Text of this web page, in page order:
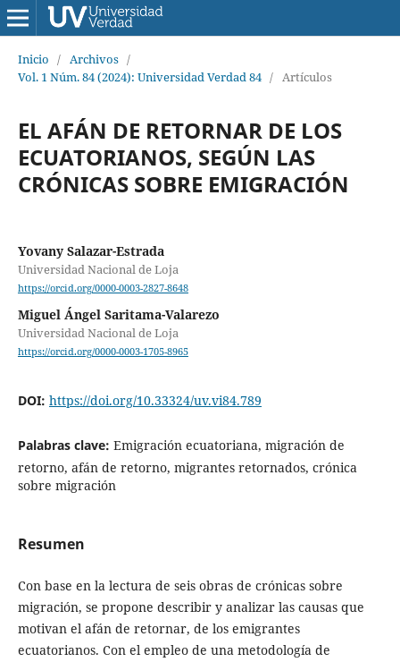
Inicio / Archivos /
Vol. 1 Núm. 84 (2024): Universidad Verdad 84 / Artículos
EL AFÁN DE RETORNAR DE LOS
ECUATORIANOS, SEGÚN LAS
CRÓNICAS SOBRE EMIGRACIÓN
Yovany Salazar-Estrada
Universidad Nacional de Loja
https://orcid.org/0000-0003-2827-8648
Miguel Ángel Saritama-Valarezo
Universidad Nacional de Loja
https://orcid.org/0000-0003-1705-8965
DOI: https://doi.org/10.33324/uv.vi84.789
Palabras clave: Emigración ecuatoriana, migración de
retorno, afán de retorno, migrantes retornados, crónica
sobre migración
Resumen
Con base en la lectura de seis obras de crónicas sobre
migración, se propone describir y analizar las causas que
motivan el afán de retornar, de los emigrantes
ecuatorianos. Con el empleo de una metodología de